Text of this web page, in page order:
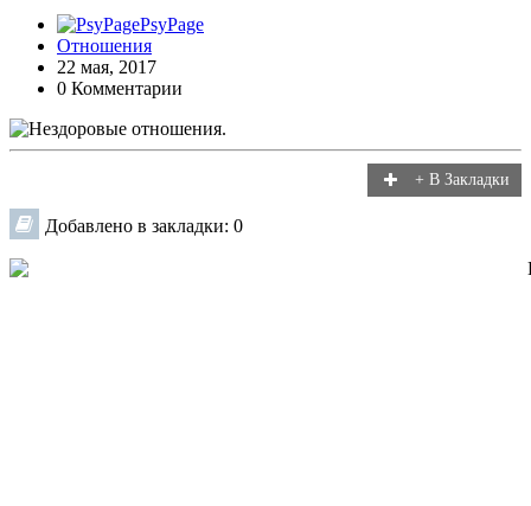
PsyPage
Отношения
22 мая, 2017
0 Комментарии
+ В Закладки
Добавлено в закладки: 0